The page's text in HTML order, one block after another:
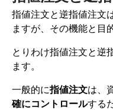
指値注文と逆指値注文
ますが、その機能と目
とりわけ指値注文と逆
ます。
一般的に指値注文は、
確にコントロールする